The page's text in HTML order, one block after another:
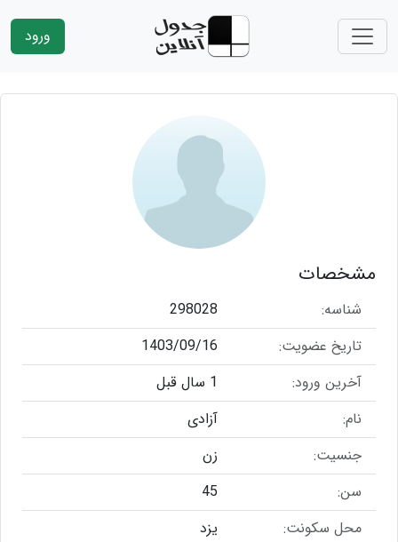
ورود
مشخصات
شناسه:
298028
تاریخ عضویت:
1403/09/16
آخرین ورود:
1 سال قبل
نام:
آزادی
جنسیت:
زن
سن:
45
محل سکونت:
یزد